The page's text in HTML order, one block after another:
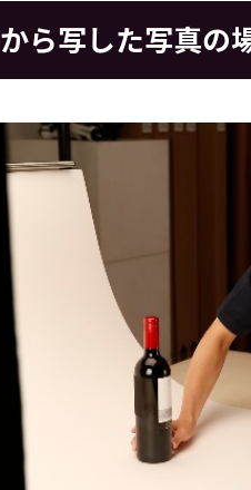
ら写した写真の